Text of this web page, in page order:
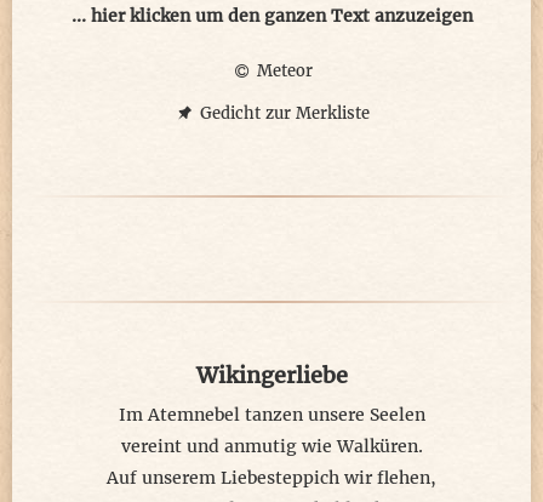
Lust auf Seelentanz für zwei
© meteor 2025
... hier klicken um den ganzen Text anzuzeigen
Meteor
Gedicht zur Merkliste
Wikingerliebe
Im Atemnebel tanzen unsere Seelen
vereint und anmutig wie Walküren.
Auf unserem Liebesteppich wir flehen,